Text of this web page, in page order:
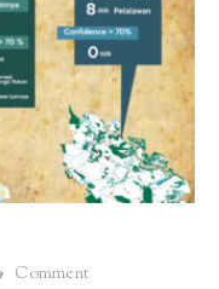
Comment